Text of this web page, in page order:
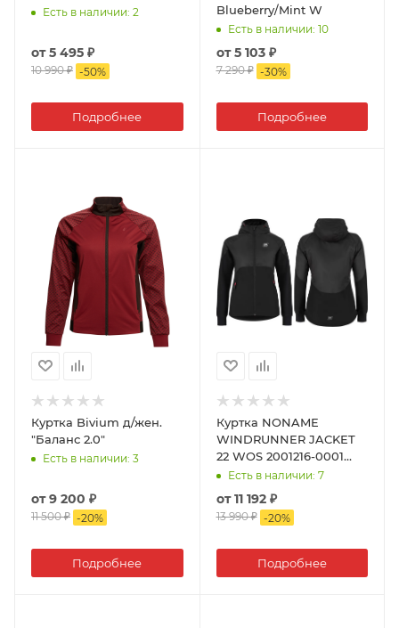
Есть в наличии: 2
от5 495 ₽
10 990 ₽ -50%
Подробнее
Blueberry/Mint W
Есть в наличии: 10
от5 103 ₽
7 290 ₽ -30%
Подробнее
Куртка Bivium д/жен.
"Баланс 2.0"
Есть в наличии: 3
от9 200 ₽
11 500 ₽ -20%
Подробнее
Куртка NONAME
WINDRUNNER JACKET
22 WOS 2001216-0001
ветрозащ, с капюшоном
Есть в наличии: 7
от11 192 ₽
13 990 ₽ -20%
Подробнее